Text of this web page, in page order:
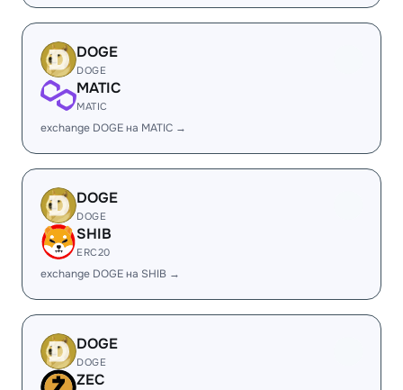
DOGE
DOGE
MATIC
MATIC
exchange DOGE на MATIC →
DOGE
DOGE
SHIB
ERC20
exchange DOGE на SHIB →
DOGE
DOGE
ZEC